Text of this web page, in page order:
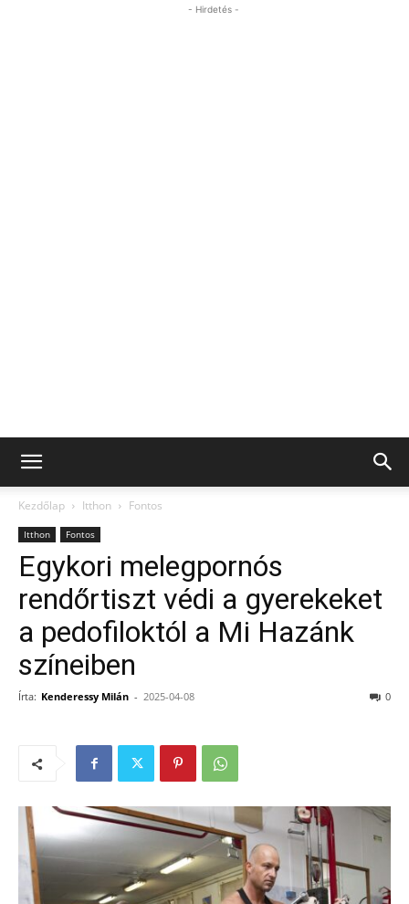
- Hirdetés -
Kezdőlap Itthon Fontos
Itthon Fontos
Egykori melegpornós
rendőrtiszt védi a gyerekeket
a pedofiloktól a Mi Hazánk
színeiben
Írta: Kenderessy Milán - 2025-04-08 0